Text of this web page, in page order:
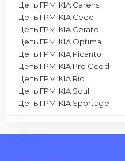
Цепь ГРМ KIA Carens
Цепь ГРМ KIA Ceed
Цепь ГРМ KIA Cerato
Цепь ГРМ KIA Optima
Цепь ГРМ KIA Picanto
Цепь ГРМ KIA Pro Ceed
Цепь ГРМ KIA Rio
Цепь ГРМ KIA Soul
Цепь ГРМ KIA Sportage